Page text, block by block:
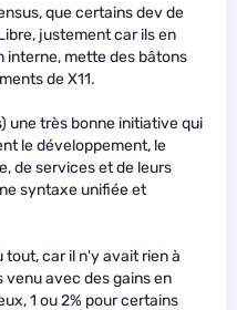
que certains dev de
justement car ils en
interne, mette des bâtons
de X11.
une très bonne initiative qui
le développement, le
de services et de leurs
syntaxe unifiée et
tout, car il n'y avait rien à
venu avec des gains en
1 ou 2% pour certains